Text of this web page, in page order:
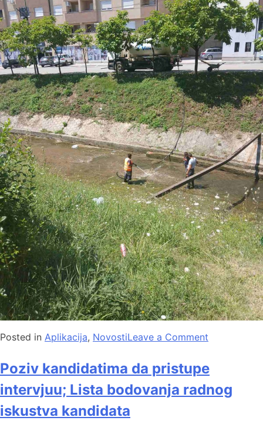
Posted in Aplikacija, NovostiLeave a Comment
Poziv kandidatima da pristupe
intervjuu; Lista bodovanja radnog
iskustva kandidata